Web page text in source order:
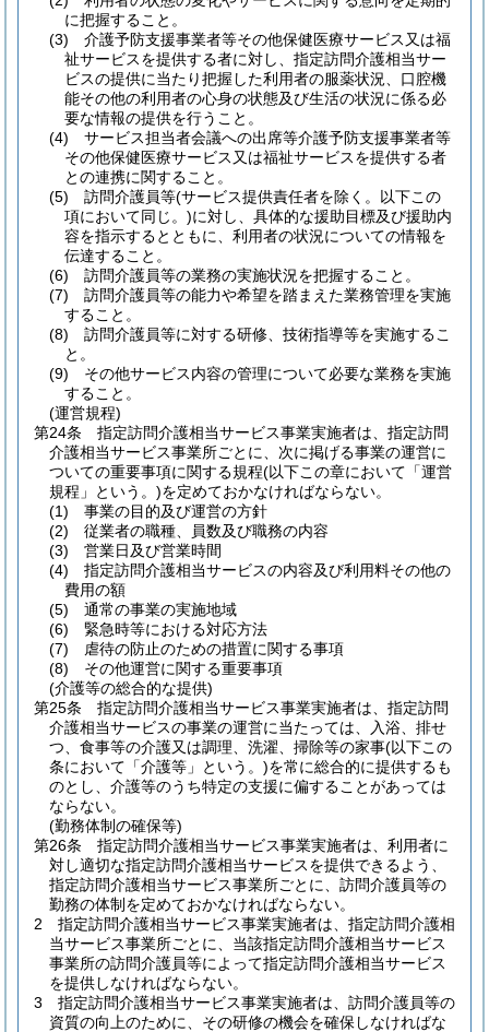
に把握すること。
(3)
介護予防支援事業者等その他保健医療サービス又は福
祉サービスを提供する者に対し、指定訪問介護相当サー
ビスの提供に当たり把握した利用者の服薬状況、口腔機
能その他の利用者の心身の状態及び生活の状況に係る必
要な情報の提供を行うこと。
(4)
サービス担当者会議への出席等介護予防支援事業者等
その他保健医療サービス又は福祉サービスを提供する者
との連携に関すること。
(5)
訪問介護員等(サービス提供責任者を除く。以下この
項において同じ。)に対し、具体的な援助目標及び援助内
容を指示するとともに、利用者の状況についての情報を
伝達すること。
(6)
訪問介護員等の業務の実施状況を把握すること。
(7)
訪問介護員等の能力や希望を踏まえた業務管理を実施
すること。
(8)
訪問介護員等に対する研修、技術指導等を実施するこ
と。
(9)
その他サービス内容の管理について必要な業務を実施
すること。
(運営規程)
第24条
指定訪問介護相当サービス事業実施者は、指定訪問
介護相当サービス事業所ごとに、次に掲げる事業の運営に
ついての重要事項に関する規程(以下この章において「運営
規程」という。)を定めておかなければならない。
(1)
事業の目的及び運営の方針
(2)
従業者の職種、員数及び職務の内容
(3)
営業日及び営業時間
(4)
指定訪問介護相当サービスの内容及び利用料その他の
費用の額
(5)
通常の事業の実施地域
(6)
緊急時等における対応方法
(7)
虐待の防止のための措置に関する事項
(8)
その他運営に関する重要事項
(介護等の総合的な提供)
第25条
指定訪問介護相当サービス事業実施者は、指定訪問
介護相当サービスの事業の運営に当たっては、入浴、排せ
つ、食事等の介護又は調理、洗濯、掃除等の家事(以下この
条において「介護等」という。)を常に総合的に提供するも
のとし、介護等のうち特定の支援に偏することがあっては
ならない。
(勤務体制の確保等)
第26条
指定訪問介護相当サービス事業実施者は、利用者に
対し適切な指定訪問介護相当サービスを提供できるよう、
指定訪問介護相当サービス事業所ごとに、訪問介護員等の
勤務の体制を定めておかなければならない。
2
指定訪問介護相当サービス事業実施者は、指定訪問介護相
当サービス事業所ごとに、当該指定訪問介護相当サービス
事業所の訪問介護員等によって指定訪問介護相当サービス
を提供しなければならない。
3
指定訪問介護相当サービス事業実施者は、訪問介護員等の
資質の向上のために、その研修の機会を確保しなければな